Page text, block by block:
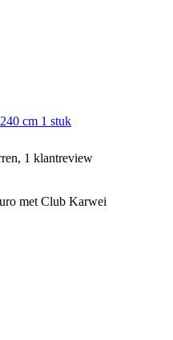
cm 1 stuk
1 klantreview
met Club Karwei